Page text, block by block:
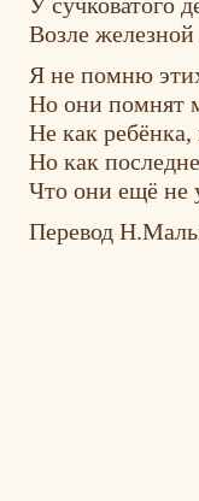
Возле железной
Я не помню
Но они помнят
Не как
Но как
Что они ещё не
Перевод